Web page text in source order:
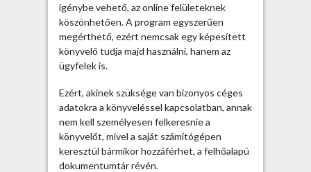
a
p
e
s
t
t
igénybe vehető, az online felületeknek
köszönhetően. A program egyszerűen
megérthető, ezért nemcsak egy képesített
könyvelő tudja majd használni, hanem az
ügyfelek is.
Ezért, akinek szüksége van bizonyos céges
adatokra a könyveléssel kapcsolatban, annak
nem kell személyesen felkeresnie a
könyvelőt, mivel a saját számítógépen
keresztül bármikor hozzáférhet, a felhőalapú
dokumentumtár révén.